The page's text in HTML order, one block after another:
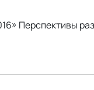
Перспективы